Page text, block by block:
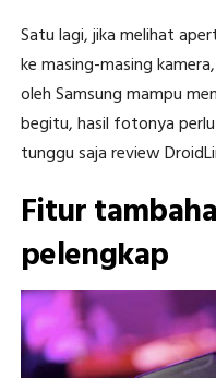
Satu lagi, jika melihat
ke masing-masing
oleh Samsung mampu
begitu, hasil fotonya
tunggu saja review
Fitur
pelengkap